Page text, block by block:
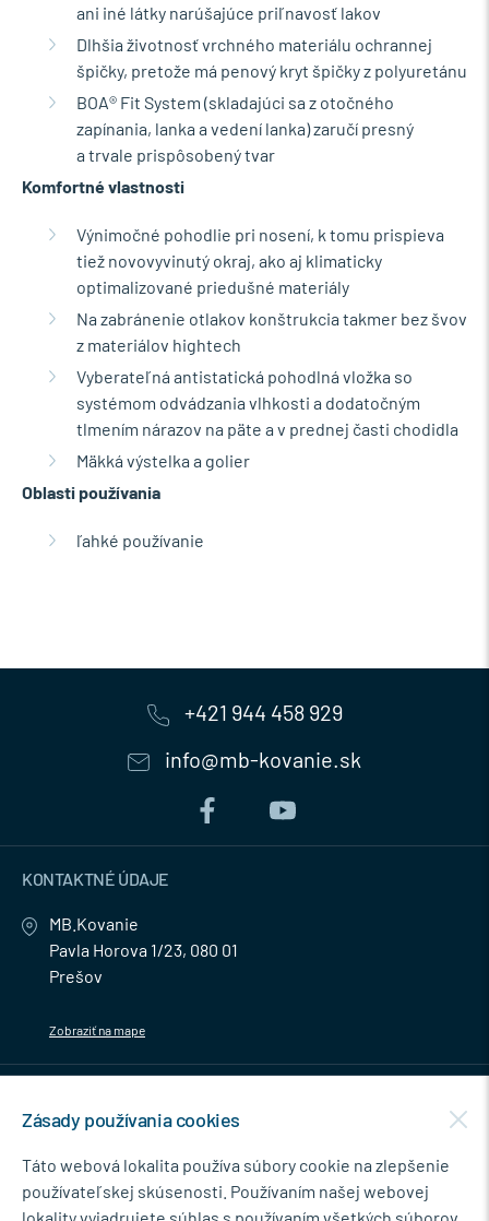
ani iné látky narúšajúce priľnavosť lakov
Dlhšia životnosť vrchného materiálu ochrannej
špičky, pretože má penový kryt špičky z polyuretánu
BOA® Fit System (skladajúci sa z otočného
zapínania, lanka a vedení lanka) zaručí presný
a trvale prispôsobený tvar
Komfortné vlastnosti
Výnimočné pohodlie pri nosení, k tomu prispieva
tiež novovyvinutý okraj, ako aj klimaticky
optimalizované priedušné materiály
Na zabránenie otlakov konštrukcia takmer bez švov
z materiálov hightech
Vyberateľná antistatická pohodlná vložka so
systémom odvádzania vlhkosti a dodatočným
tlmením nárazov na päte a v prednej časti chodidla
Mäkká výstelka a golier
Oblasti používania
ľahké používanie
+421 944 458 929
info@mb-kovanie.sk
KONTAKTNÉ ÚDAJE
MB.Kovanie
Pavla Horova 1/23, 080 01
Prešov
Zobraziť na mape
NEWSLETTER
Zásady používania cookies
Táto webová lokalita používa súbory cookie na zlepšenie
používateľskej skúsenosti. Používaním našej webovej